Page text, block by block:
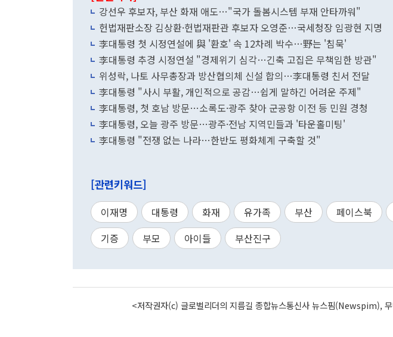
강선우 후보자, 부산 화재 애도…"국가 돌봄시스템 부재 안타까워"
헌법재판소장 김상환·헌법재판관 후보자 오영준…국세청장 임광현 지명
李대통령 첫 시정연설에 與 '환호' 속 12차례 박수…野는 '침묵'
李대통령 추경 시정연설 "경제위기 심각…긴축 고집은 무책임한 방관"
위성락, 나토 사무총장과 방산협의체 신설 합의…李대통령 친서 전달
李대통령 "사시 부활, 개인적으로 공감…쉽게 말하긴 어려운 주제"
李대통령, 첫 호남 방문…소록도·광주 찾아 군공항 이전 등 민원 경청
李대통령, 오늘 광주 방문…광주·전남 지역민들과 '타운홀미팅'
李대통령 "전쟁 없는 나라…한반도 평화체계 구축할 것"
[관련키워드]
이재명 대통령 화재 유가족 부산 페이스북
기증
부모 아이들 부산진구
<저작권자(c) 글로벌리더의 지름길 종합뉴스통신사 뉴스핌(Newspim),